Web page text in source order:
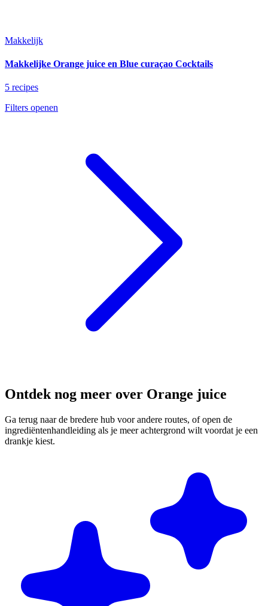
Makkelijk
Makkelijke Orange juice en Blue curaçao Cocktails
5 recipes
Filters openen
Ontdek nog meer over Orange juice
Ga terug naar de bredere hub voor andere routes, of open de
ingrediëntenhandleiding als je meer achtergrond wilt voordat je een
drankje kiest.